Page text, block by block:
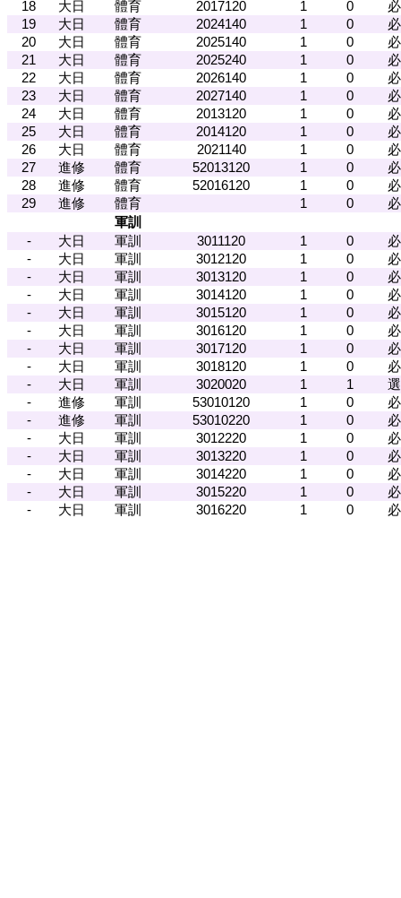
18
大日 體育 2017120 1 0
必
19
大日 體育 2024140 1 0
必
20
大日 體育 2025140 1 0
必
21
大日 體育 2025240 1 0
必
22
大日 體育 2026140 1 0
必
23
大日 體育 2027140 1 0
必
24
大日 體育 2013120 1 0
必
25
大日 體育 2014120 1 0
必
26
大日 體育 2021140 1 0
必
27
進修 體育 52013120 1 0
必
28
進修 體育 52016120 1 0
必
29
進修 體育 1 0
必
軍訓
-
大日 軍訓 3011120 1 0
必
-
大日 軍訓 3012120 1 0
必
-
大日 軍訓 3013120 1 0
必
-
大日 軍訓 3014120 1 0
必
-
大日 軍訓 3015120 1 0
必
-
大日 軍訓 3016120 1 0
必
-
大日 軍訓 3017120 1 0
必
-
大日 軍訓 3018120 1 0
必
-
大日 軍訓 3020020 1 1
選
-
進修 軍訓 53010120 1 0
必
-
進修 軍訓 53010220 1 0
必
-
大日 軍訓 3012220 1 0
必
-
大日 軍訓 3013220 1 0
必
-
大日 軍訓 3014220 1 0
必
-
大日 軍訓 3015220 1 0
必
-
大日 軍訓 3016220 1 0 必